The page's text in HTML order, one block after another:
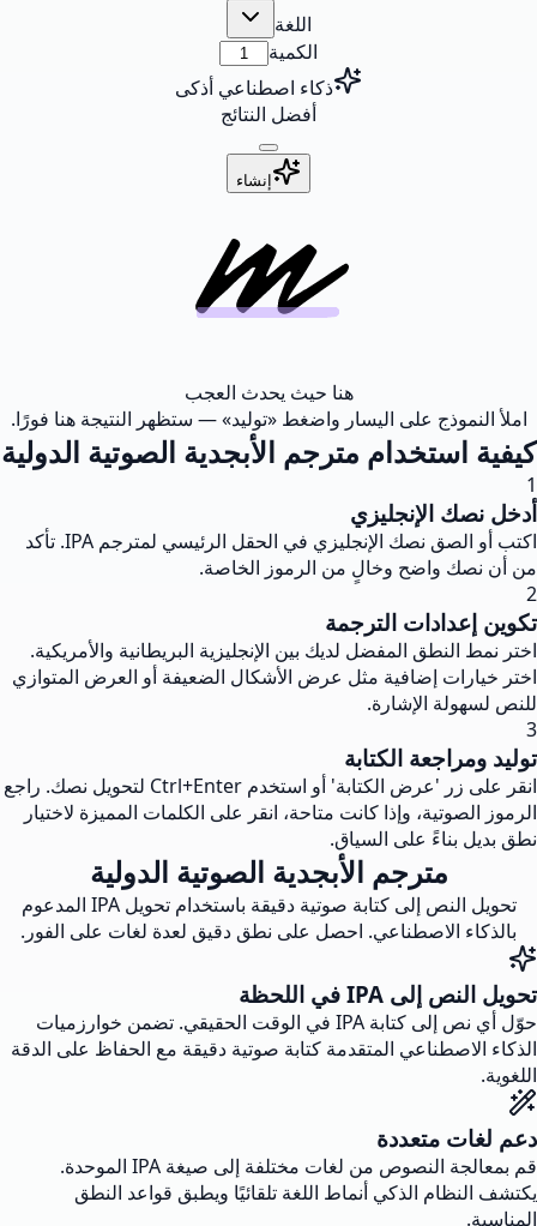
اللغة
الكمية
ذكاء اصطناعي أذكى
أفضل النتائج
إنشاء
هنا حيث يحدث العجب
املأ النموذج على اليسار واضغط «توليد» — ستظهر النتيجة هنا فورًا.
كيفية استخدام مترجم الأبجدية الصوتية الدولية
1
أدخل نصك الإنجليزي
اكتب أو الصق نصك الإنجليزي في الحقل الرئيسي لمترجم IPA. تأكد
من أن نصك واضح وخالٍ من الرموز الخاصة.
2
تكوين إعدادات الترجمة
اختر نمط النطق المفضل لديك بين الإنجليزية البريطانية والأمريكية.
اختر خيارات إضافية مثل عرض الأشكال الضعيفة أو العرض المتوازي
للنص لسهولة الإشارة.
3
توليد ومراجعة الكتابة
انقر على زر 'عرض الكتابة' أو استخدم Ctrl+Enter لتحويل نصك. راجع
الرموز الصوتية، وإذا كانت متاحة، انقر على الكلمات المميزة لاختيار
نطق بديل بناءً على السياق.
مترجم الأبجدية الصوتية الدولية
تحويل النص إلى كتابة صوتية دقيقة باستخدام تحويل IPA المدعوم
بالذكاء الاصطناعي. احصل على نطق دقيق لعدة لغات على الفور.
تحويل النص إلى IPA في اللحظة
حوّل أي نص إلى كتابة IPA في الوقت الحقيقي. تضمن خوارزميات
الذكاء الاصطناعي المتقدمة كتابة صوتية دقيقة مع الحفاظ على الدقة
اللغوية.
دعم لغات متعددة
قم بمعالجة النصوص من لغات مختلفة إلى صيغة IPA الموحدة.
يكتشف النظام الذكي أنماط اللغة تلقائيًا ويطبق قواعد النطق
المناسبة.